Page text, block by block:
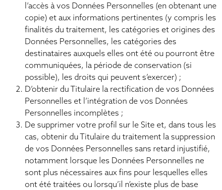
l’accès à vos Données Personnelles (en obtenant une
copie) et aux informations pertinentes (y compris les
finalités du traitement, les catégories et origines des
Données Personnelles, les catégories des
destinataires auxquels elles ont été ou pourront être
communiquées, la période de conservation (si
possible), les droits qui peuvent s’exercer) ;
D’obtenir du Titulaire la rectification de vos Données
Personnelles et l’intégration de vos Données
Personnelles incomplètes ;
De supprimer votre profil sur le Site et, dans tous les
cas, obtenir du Titulaire du traitement la suppression
de vos Données Personnelles sans retard injustifié,
notamment lorsque les Données Personnelles ne
sont plus nécessaires aux fins pour lesquelles elles
ont été traitées ou lorsqu’il n’existe plus de base